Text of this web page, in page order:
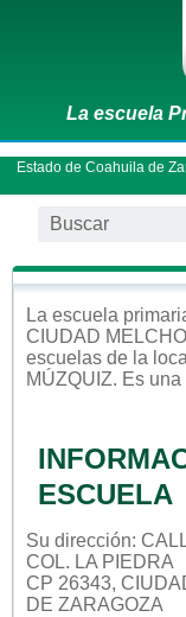
La escuela
Estado de Coahuila de
La escuela
CIUDAD
escuelas de la
MÚZQUIZ. Es una
ESCUELA
Su dirección:
COL. LA PIEDRA
CP 26343,
DE ZARAGOZA